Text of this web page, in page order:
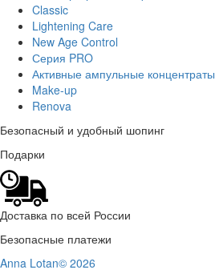
Classic
Lightening Care
New Age Control
Серия PRO
Активные ампульные концентраты
Make-up
Renova
Безопасный и удобный шопинг
Подарки
Доставка по всей России
Безопасные платежи
Anna Lotan© 2026